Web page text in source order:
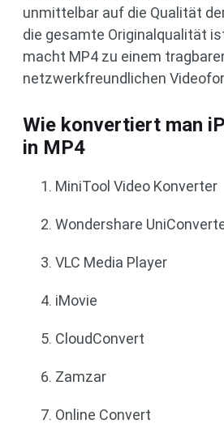
unmittelbar auf die Qualität
die gesamte Originalqualität
macht MP4 zu einem
netzwerkfreundlichen
Wie konvertiert man
in MP4
MiniTool Video Konverter
Wondershare
VLC Media Player
iMovie
CloudConvert
Zamzar
Online Convert